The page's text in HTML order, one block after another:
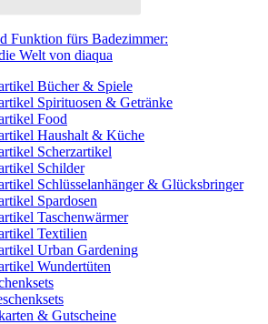
Funktion fürs Badezimmer:
Welt von diaqua
Bücher & Spiele
Spirituosen & Getränke
Food
Haushalt & Küche
Scherzartikel
Schilder
Schlüsselanhänger & Glücksbringer
Spardosen
Taschenwärmer
Textilien
Urban Gardening
Wundertüten
& Gutscheine